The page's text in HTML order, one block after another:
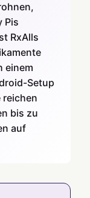
Pis
RxAlls
einem
Setup
reichen
bis zu
auf